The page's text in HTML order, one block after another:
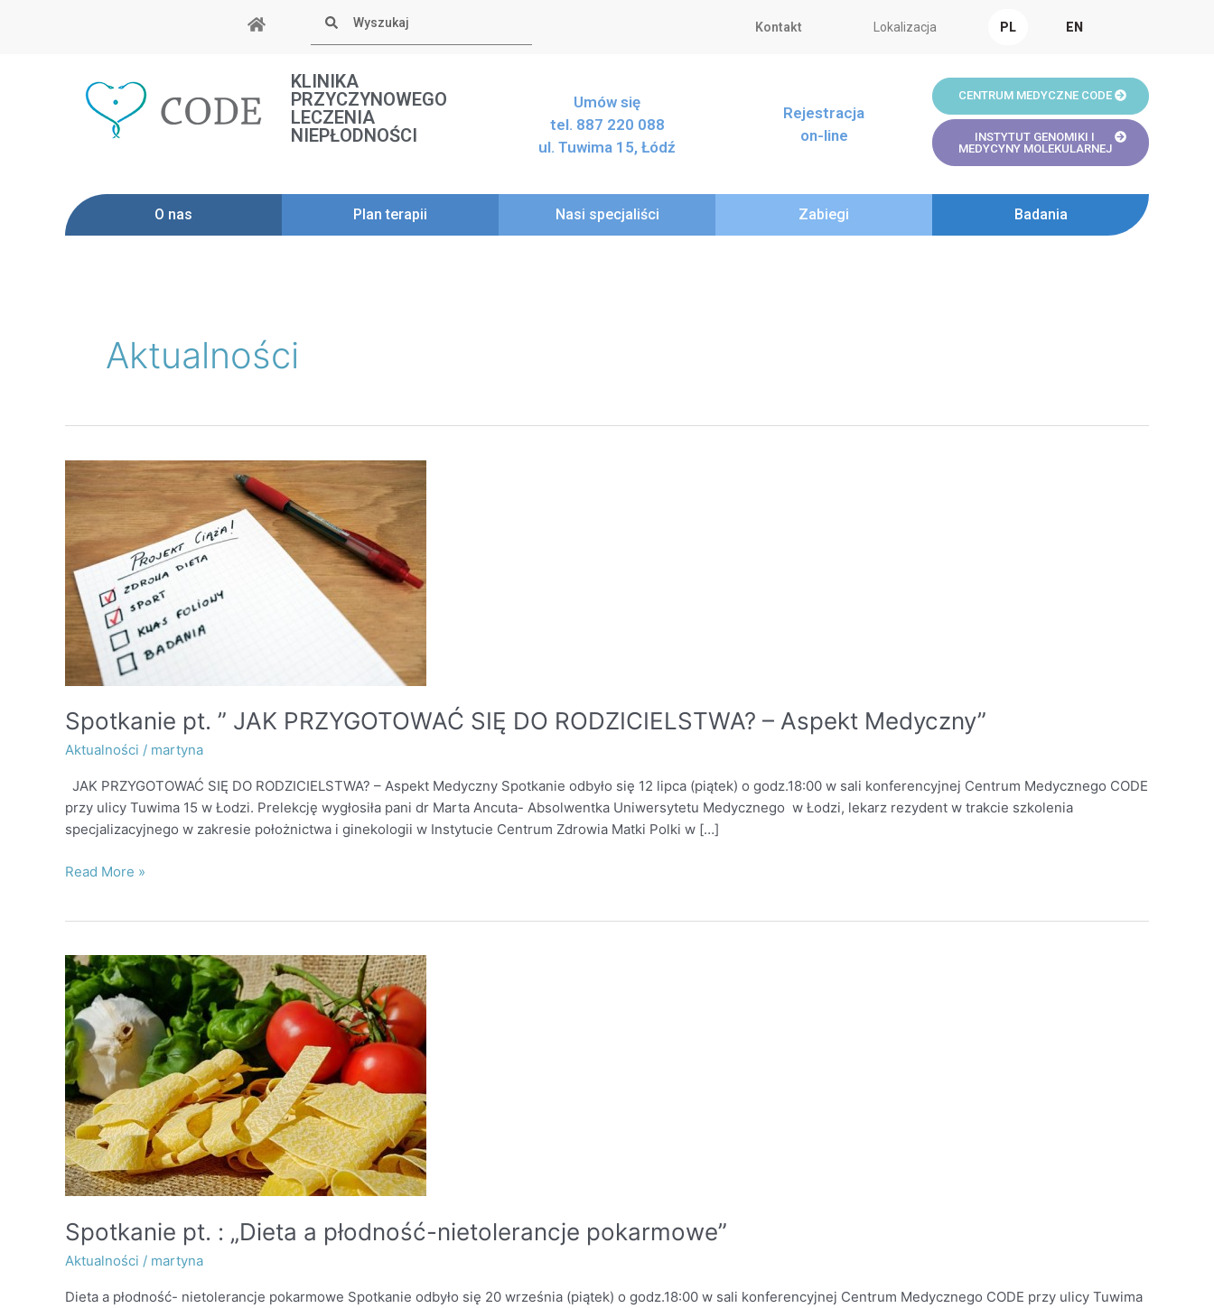
Kontakt Lokalizacja PL EN
KLINIKA
PRZYCZYNOWEGO
LECZENIA
NIEPŁODNOŚCI
Umów się
tel. 887 220 088
ul. Tuwima 15, Łódź
Rejestracja
on-line
CENTRUM MEDYCZNE CODE
INSTYTUT GENOMIKI I
MEDYCYNY MOLEKULARNEJ
O nas Plan terapii Nasi specjaliści Zabiegi Badania
Aktualności
Spotkanie pt. ” JAK PRZYGOTOWAĆ SIĘ DO RODZICIELSTWA? – Aspekt Medyczny”
Aktualności / martyna
JAK PRZYGOTOWAĆ SIĘ DO RODZICIELSTWA? – Aspekt Medyczny Spotkanie odbyło się 12 lipca (piątek) o godz.18:00 w sali konferencyjnej Centrum Medycznego CODE
przy ulicy Tuwima 15 w Łodzi. Prelekcję wygłosiła pani dr Marta Ancuta- Absolwentka Uniwersytetu Medycznego w Łodzi, lekarz rezydent w trakcie szkolenia
specjalizacyjnego w zakresie położnictwa i ginekologii w Instytucie Centrum Zdrowia Matki Polki w […]
Spotkanie
pt.
JAK
PRZYGOTOWAĆ
SIĘ
DO
RODZICIELSTWA?
Aspekt
Medyczny”
Read More »
Spotkanie pt. : „Dieta a płodność-nietolerancje pokarmowe”
Aktualności / martyna
Dieta a płodność- nietolerancje pokarmowe Spotkanie odbyło się 20 września (piątek) o godz.18:00 w sali konferencyjnej Centrum Medycznego CODE przy ulicy Tuwima
Spotkanie
pt.
:
„Dieta
a
płodność-
nietolerancje
pokarmowe”